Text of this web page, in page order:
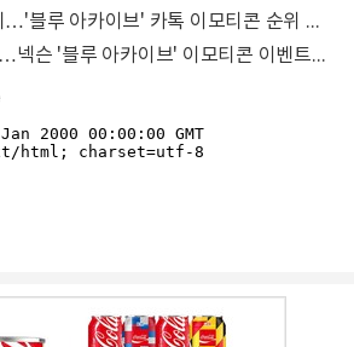
10대부터 40대까지…'블루 아카이브' 카톡 이모티콘 순위 석권
'몰?루'를 원한다면…넥슨 '블루 아카이브' 이모티콘 이벤트 개시